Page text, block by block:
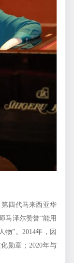
四代马来西亚华
马泽尔赞誉“能用
物”。2014年，因
勋章；2020年与